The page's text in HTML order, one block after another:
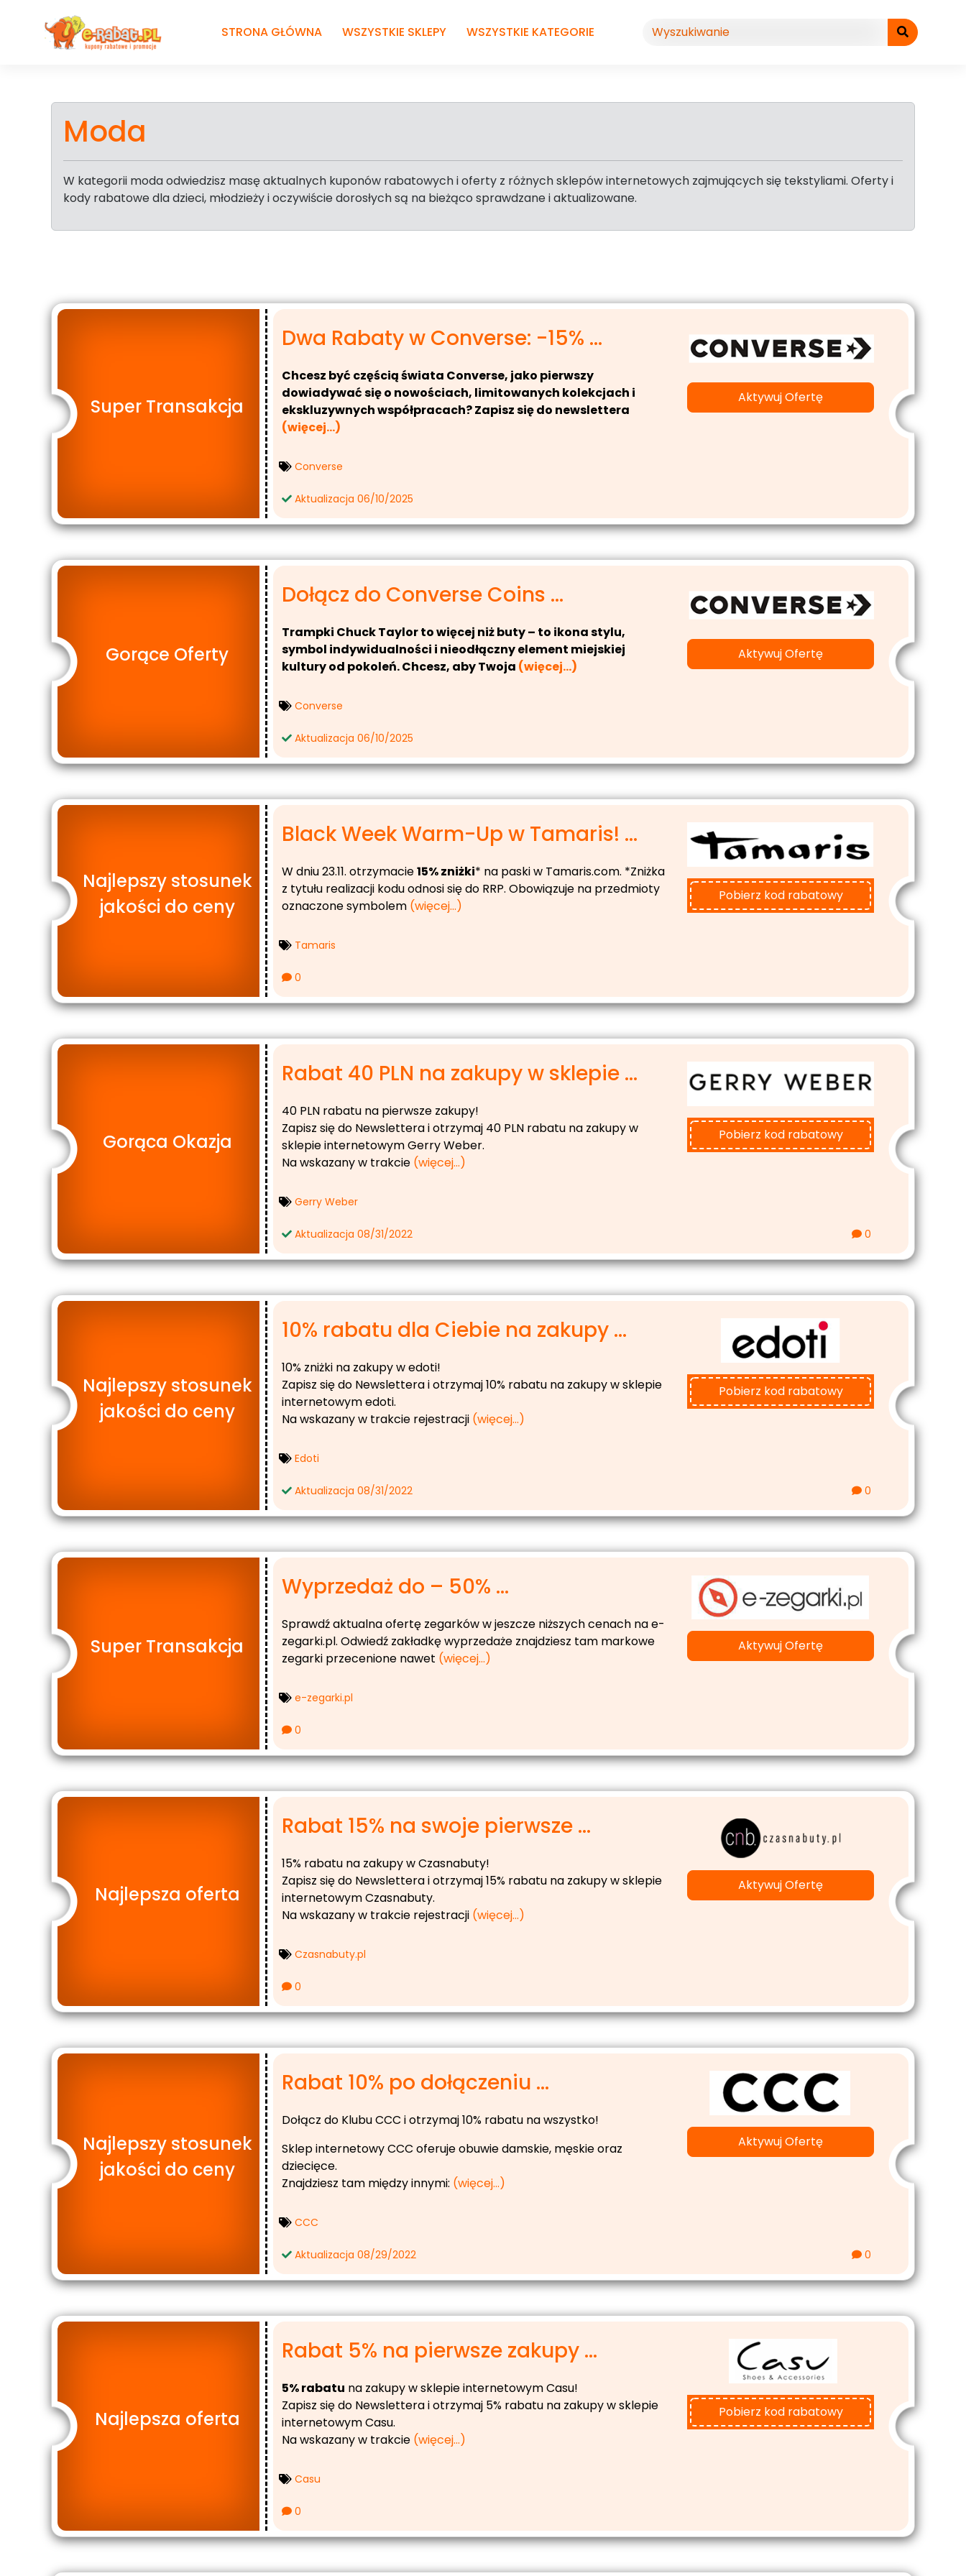
STRONA GŁÓWNA WSZYSTKIE SKLEPY WSZYSTKIE KATEGORIE
Moda
W kategorii moda odwiedzisz masę aktualnych kuponów rabatowych i oferty z różnych sklepów internetowych zajmujących się tekstyliami. Oferty i
kody rabatowe dla dzieci, młodzieży i oczywiście dorosłych są na bieżąco sprawdzane i aktualizowane.
Super Transakcja
Dwa Rabaty w Converse: -15% ...
Chcesz być częścią świata Converse, jako pierwszy
dowiadywać się o nowościach, limitowanych kolekcjach i
ekskluzywnych współpracach? Zapisz się do newslettera
(więcej…)
Aktywuj Ofertę
Converse
Aktualizacja 06/10/2025
Gorące Oferty
Dołącz do Converse Coins ...
Trampki Chuck Taylor to więcej niż buty – to ikona stylu,
symbol indywidualności i nieodłączny element miejskiej
kultury od pokoleń. Chcesz, aby Twoja (więcej…)
Aktywuj Ofertę
Converse
Aktualizacja 06/10/2025
Najlepszy stosunek
jakości do ceny
Black Week Warm-Up w Tamaris! ...
W dniu 23.11. otrzymacie15% zniżki* na paski w Tamaris.com. *Zniżka
z tytułu realizacji kodu odnosi się do RRP. Obowiązuje na przedmioty
oznaczone symbolem (więcej…)
Pobierz kod rabatowy
Tamaris
0
Gorąca Okazja
Rabat 40 PLN na zakupy w sklepie ...
40 PLN rabatu na pierwsze zakupy!
Zapisz się do Newslettera i otrzymaj 40 PLN rabatu na zakupy w
sklepie internetowym Gerry Weber.
Na wskazany w trakcie (więcej…)
Pobierz kod rabatowy
Gerry Weber
Aktualizacja 08/31/2022 0
Najlepszy stosunek
jakości do ceny
10% rabatu dla Ciebie na zakupy ...
10% zniżki na zakupy w edoti!
Zapisz się do Newslettera i otrzymaj 10% rabatu na zakupy w sklepie
internetowym edoti.
Na wskazany w trakcie rejestracji (więcej…)
Pobierz kod rabatowy
Edoti
Aktualizacja 08/31/2022 0
Super Transakcja
Wyprzedaż do – 50% ...
Sprawdź aktualna ofertę zegarków w jeszcze niższych cenach na e-
zegarki.pl. Odwiedź zakładkę wyprzedaże znajdziesz tam markowe
zegarki przecenione nawet (więcej…)
Aktywuj Ofertę
e-zegarki.pl
0
Najlepsza oferta
Rabat 15% na swoje pierwsze ...
15% rabatu na zakupy w Czasnabuty!
Zapisz się do Newslettera i otrzymaj 15% rabatu na zakupy w sklepie
internetowym Czasnabuty.
Na wskazany w trakcie rejestracji (więcej…)
Aktywuj Ofertę
Czasnabuty.pl
0
Najlepszy stosunek
jakości do ceny
Rabat 10% po dołączeniu ...
Dołącz do Klubu CCC i otrzymaj 10% rabatu na wszystko!
Sklep internetowy CCC oferuje obuwie damskie, męskie oraz
dziecięce.
Znajdziesz tam między innymi: (więcej…)
Aktywuj Ofertę
CCC
Aktualizacja 08/29/2022 0
Najlepsza oferta
Rabat 5% na pierwsze zakupy ...
5% rabatu na zakupy w sklepie internetowym Casu!
Zapisz się do Newslettera i otrzymaj 5% rabatu na zakupy w sklepie
internetowym Casu.
Na wskazany w trakcie (więcej…)
Pobierz kod rabatowy
Casu
0